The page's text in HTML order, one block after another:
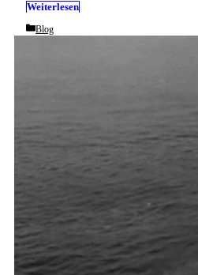
Weiterlesen
Categories
Blog